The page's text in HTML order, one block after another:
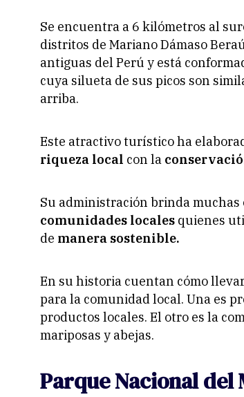
Se encuentra a 6 kilómetros al
distritos de Mariano Dámaso
antiguas del Perú y está
cuya silueta de sus picos son
arriba.
Este atractivo turístico ha
riqueza local con la
Su administración brinda muchas
comunidades locales quienes
de manera sostenible.
En su historia cuentan cómo
para la comunidad local. Una es
productos locales. El otro es la
mariposas y abejas.
Parque Nacional del